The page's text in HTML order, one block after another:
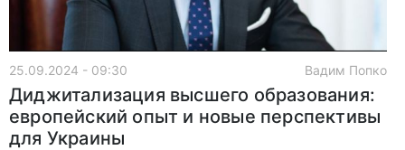
25.09.2024 - 09:30 Вадим Попко
Диджитализация высшего образования:
европейский опыт и новые перспективы
для Украины